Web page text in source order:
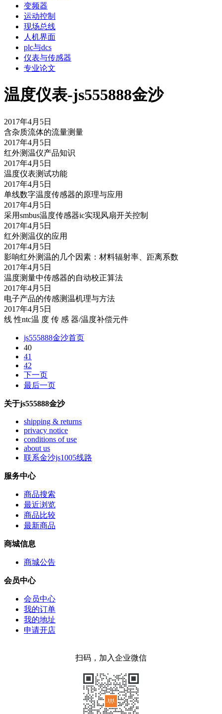
变频器
运动控制
现场总线
人机界面
plc与dcs
仪表与传感器
专业论文
温度仪表-js555888金沙
2017年4月5日
含杂质流体的流量测量
2017年4月5日
红外测温仪产品知识
2017年4月5日
温度仪表测试功能
2017年4月5日
单线数字温度传感器的原理与应用
2017年4月5日
采用smbus温度传感器ic实现风扇开关控制
2017年4月5日
红外测温仪的应用
2017年4月5日
影响红外测温的几个因素：材料辐射率、距离系数
2017年4月5日
温度测量中传感器的自动校正算法
2017年4月5日
电子产品的传感测温机理与方法
2017年4月5日
线 性ntc温 度 传 感 器/温度补偿元件
js555888金沙首页
40
41
42
下一页
最后一页
关于js555888金沙
shipping & returns
privacy notice
conditions of use
about us
联系金沙js1005线路
服务中心
商品搜索
最近浏览
商品比较
最新商品
商城信息
商城公告
会员中心
会员中心
我的订单
我的地址
申请开店
扫码，加入企业微信